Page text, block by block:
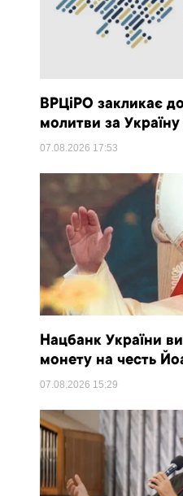
ВРЦіРО закликає
молитви за
07.08.2026 17:53
Нацбанк України
монету на честь
07.08.2026 15:29